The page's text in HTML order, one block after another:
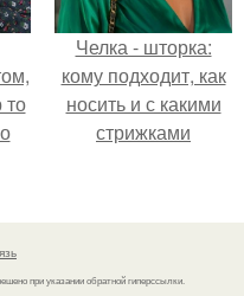
Челка - шторка:
кому подходит, как
носить и с какими
стрижками
при указании обратной гиперссылки.